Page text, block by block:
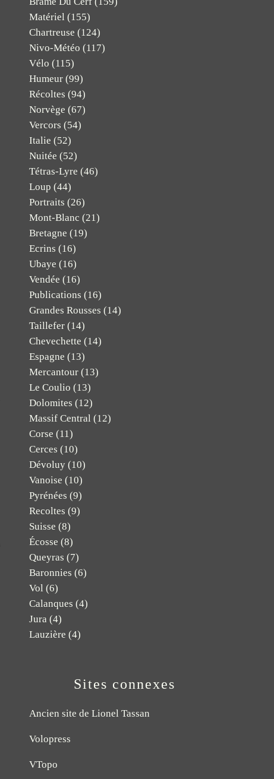
Matériel (155)
Chartreuse (124)
Nivo-Météo (117)
Vélo (115)
Humeur (99)
Récoltes (94)
Norvège (67)
Vercors (54)
Italie (52)
Nuitée (52)
Tétras-Lyre (46)
Loup (44)
Portraits (26)
Mont-Blanc (21)
Bretagne (19)
Ecrins (16)
Ubaye (16)
Vendée (16)
Publications (16)
Grandes Rousses (14)
Taillefer (14)
Chevechette (14)
Espagne (13)
Mercantour (13)
Le Coulio (13)
Dolomites (12)
Massif Central (12)
Corse (11)
Cerces (10)
Dévoluy (10)
Vanoise (10)
Pyrénées (9)
Recoltes (9)
Suisse (8)
Écosse (8)
Queyras (7)
Baronnies (6)
Vol (6)
Calanques (4)
Jura (4)
Lauzière (4)
Sites connexes
Ancien site de Lionel Tassan
Volopress
VTopo